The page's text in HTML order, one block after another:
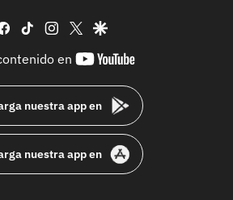
facebook
tiktok instagram
twittergoogle
en
youtube-
nuestra app en
nuestra app en